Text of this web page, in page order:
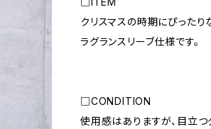
クリスマスの時期にぴったり
ラグランスリーブ仕様です。
□CONDITION
使用感はありますが、目立つ